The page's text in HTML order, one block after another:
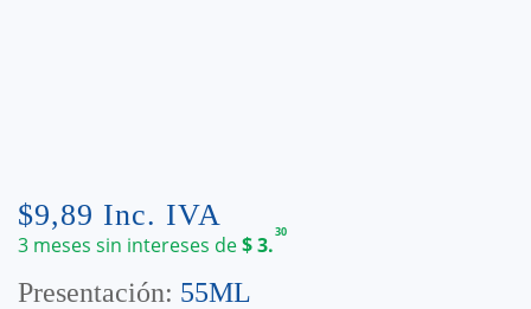
$9,89 Inc. IVA
3 meses sin intereses de$3.30
Presentación: 55ML